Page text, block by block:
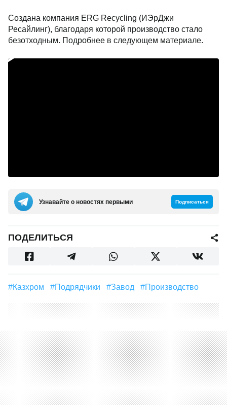
Создана компания ERG Recycling (ИЭрДжи
Ресайлинг), благодаря которой производство стало
безотходным. Подробнее в следующем материале.
Узнавайте о новостях первыми Подписаться
ПОДЕЛИТЬСЯ
#Казхром #подрядчики #Завод #производство